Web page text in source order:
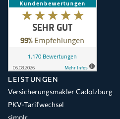
LEISTUNGEN
Versicherungsmakler Cadolzburg
PKV-Tarifwechsel
simplr